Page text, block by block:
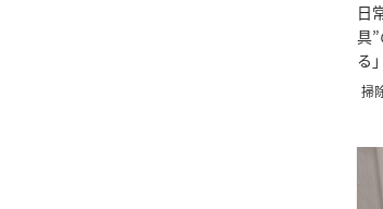
日
具
る
た
掃